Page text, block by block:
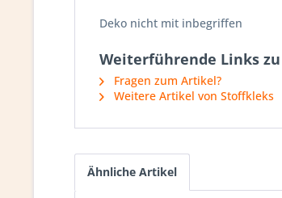
Deko nicht mit inbegriffen
Weiterführende Links
Fragen zum Artikel?
Weitere Artikel von Stoffkleks
Ähnliche Artikel